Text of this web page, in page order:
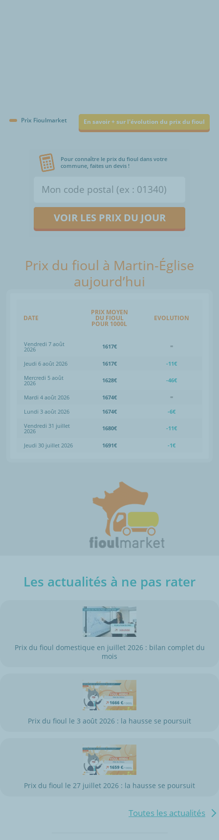
Prix Fioulmarket En savoir + sur l'évolution du prix du fioul
Pour connaître le prix du fioul dans votre
commune, faites un devis !
VOIR LES PRIX DU JOUR
Prix du fioul à Martin-Église
aujourd’hui
DATE
PRIX MOYEN
DU FIOUL
POUR 1000L
EVOLUTION
Vendredi 7 août
2026 1617€ =
Jeudi 6 août 2026 1617€
-11€
Mercredi 5 août
2026 1628€ -46€
Mardi 4 août 2026 1674€
=
Lundi 3 août 2026
1674€
-6€
Vendredi 31 juillet
2026 1680€ -11€
Jeudi 30 juillet 2026 1691€ -1€
Les actualités à ne pas rater
Prix du fioul domestique en juillet 2026 : bilan complet du
mois
Prix du fioul le 3 août 2026 : la hausse se poursuit
Prix du fioul le 27 juillet 2026 : la hausse se poursuit
Toutes les actualités